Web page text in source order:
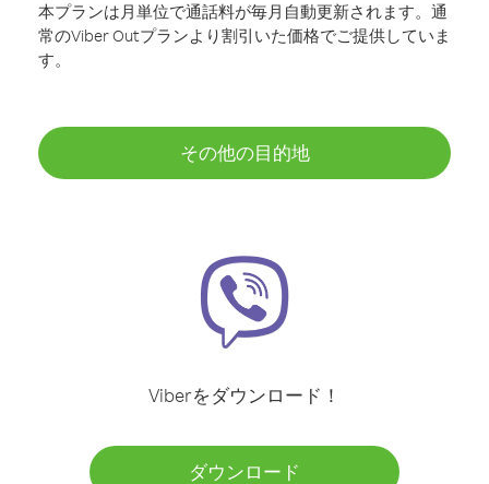
本プランは月単位で通話料が毎月自動更新されます。通
常のViber Outプランより割引いた価格でご提供していま
す。
その他の目的地
Viberをダウンロード！
ダウンロード